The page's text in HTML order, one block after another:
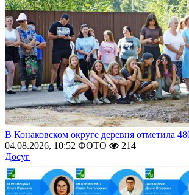
В Конаковском округе деревня отметила
04.08.2026, 10:52 ФОТО
214
Досуг